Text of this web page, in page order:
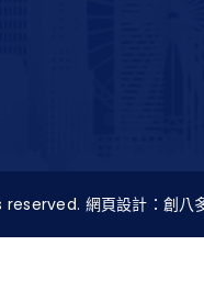
網頁設計：創八